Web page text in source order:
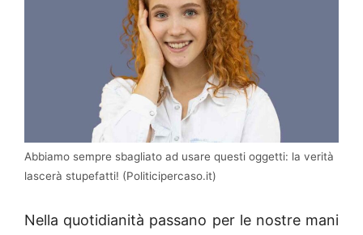
Abbiamo sempre sbagliato ad usare questi oggetti: la verità
lascerà stupefatti! (Politicipercaso.it)
Nella quotidianità passano per le nostre mani